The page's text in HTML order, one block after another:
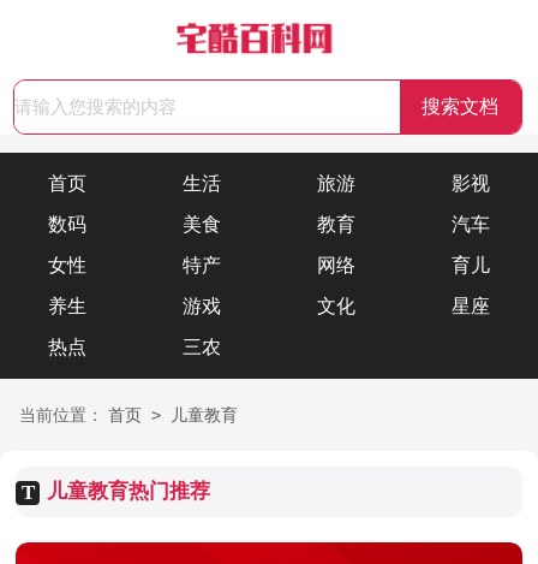
首页 生活 旅游
影视
数码
美食 教育
汽车
女性
特产 网络
育儿
养生
游戏 文化
星座
热点
三农
当前位置： 首页 > 儿童教育
T 儿童教育热门推荐